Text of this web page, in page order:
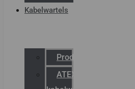
Kabelwartels
Productcatalogus
ATEX